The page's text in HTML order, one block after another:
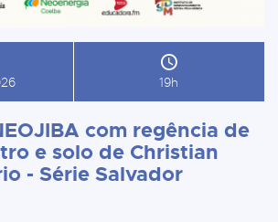
19h
com regência de
e solo de Christian
- Série Salvador